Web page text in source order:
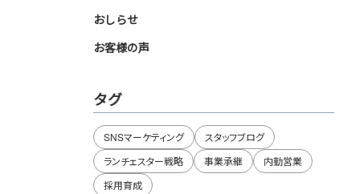
おしらせ
お客様の声
タグ
SNSマーケティング
スタッフブログ
ランチェスター戦略
事業承継
内勤営業
採用育成